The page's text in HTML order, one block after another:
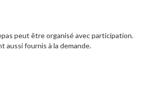
peut être organisé avec participation.
aussi fournis à la demande.